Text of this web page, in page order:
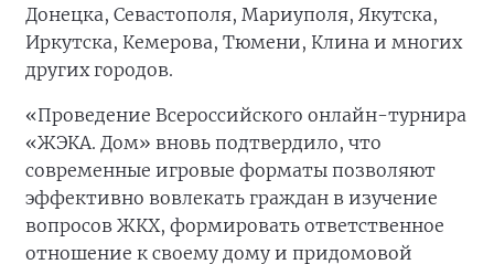
Донецка, Севастополя, Мариуполя, Якутска,
Иркутска, Кемерова, Тюмени, Клина и многих
других городов.
«Проведение Всероссийского онлайн-турнира
«ЖЭКА. Дом» вновь подтвердило, что
современные игровые форматы позволяют
эффективно вовлекать граждан в изучение
вопросов ЖКХ, формировать ответственное
отношение к своему дому и придомовой